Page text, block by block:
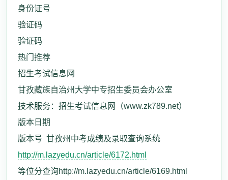
身份证号
验证码
验证码
热门推荐
招生考试信息网
甘孜藏族自治州大学中专招生委员会办公室
技术服务：招生考试信息网（www.zk789.net）
版本日期
版本号 甘孜州中考成绩及录取查询系统
http://m.lazyedu.cn/article/6172.html
等位分查询http://m.lazyedu.cn/article/6169.html